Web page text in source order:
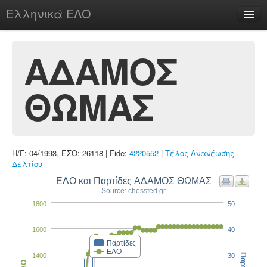
Ελληνικά ΕΛΟ
chesstu.be @ discord
Login
ΑΔΑΜΟΣ
ΘΩΜΑΣ
Η/Γ: 04/1993, ΕΣΟ: 26118 | Fide: 4220552 | Τέλος Ανανέωσης
Δελτίου
ΕΛΟ και Παρτίδες ΑΔΑΜΟΣ ΘΩΜΑΣ
Source: chessfed.gr
Παρτίδες
ΕΛΟ
1400
1600
1800
30
40
50